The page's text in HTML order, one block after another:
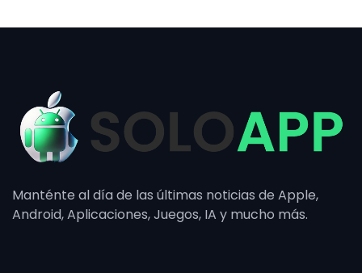
Manténte al día de las últimas noticias de Apple,
Android, Aplicaciones, Juegos, IA y mucho más.